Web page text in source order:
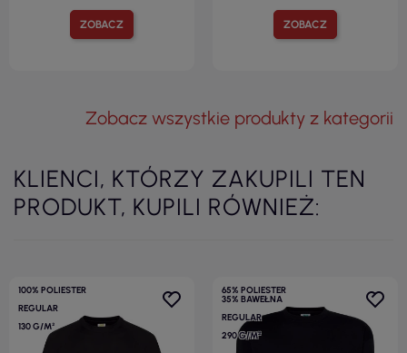
ZOBACZ ZOBACZ
Zobacz wszystkie produkty z kategorii
KLIENCI, KTÓRZY ZAKUPILI TEN
PRODUKT, KUPILI RÓWNIEŻ:
100% POLIESTER
REGULAR
130 G/M²
65% POLIESTER
35% BAWEŁNA
REGULAR
290 G/M²